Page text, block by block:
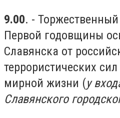
9.00. -
Первой годовщины
Славянска от
террористических
мирной жизни (у
Славянского